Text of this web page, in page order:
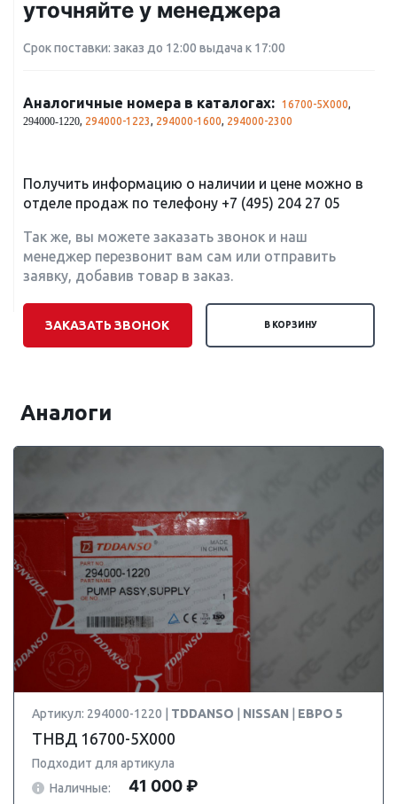
уточняйте у менеджера
Срок поставки: заказ до 12:00 выдача к 17:00
Аналогичные номера в каталогах: 16700-5X000,
294000-1220, 294000-1223, 294000-1600, 294000-2300
Получить информацию о наличии и цене можно в
отделе продаж по телефону +7 (495) 204 27 05
Так же, вы можете заказать звонок и наш
менеджер перезвонит вам сам или отправить
заявку, добавив товар в заказ.
ЗАКАЗАТЬ ЗВОНОК В КОРЗИНУ
Аналоги
Артикул: 294000-1220 | TDDANSO NISSAN ЕВРО 5
ТНВД 16700-5X000
Подходит для артикула
Наличные:
41 000 ₽